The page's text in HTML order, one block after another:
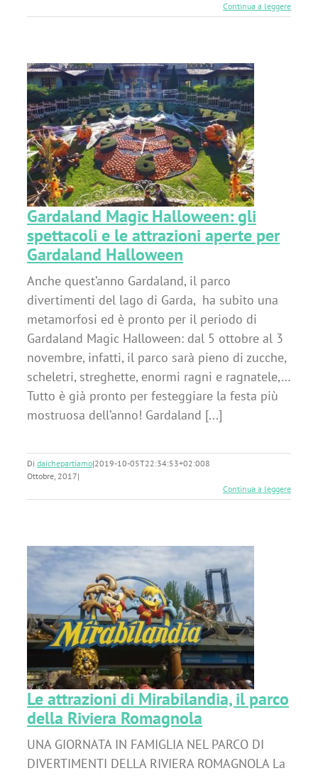
Continua a leggere
Gardaland Magic Halloween: gli
spettacoli e le attrazioni aperte per
Gardaland Halloween
Anche quest’anno Gardaland, il parco
divertimenti del lago di Garda, ha subito una
metamorfosi ed è pronto per il periodo di
Gardaland Magic Halloween: dal 5 ottobre al 3
novembre, infatti, il parco sarà pieno di zucche,
scheletri, streghette, enormi ragni e ragnatele,…
Tutto è già pronto per festeggiare la festa più
mostruosa dell’anno! Gardaland [...]
Di daichepartiamo|2019-10-05T22:34:53+02:008
Ottobre, 2017|
Continua a leggere
Le attrazioni di Mirabilandia, il parco
della Riviera Romagnola
UNA GIORNATA IN FAMIGLIA NEL PARCO DI
DIVERTIMENTI DELLA RIVIERA ROMAGNOLA La